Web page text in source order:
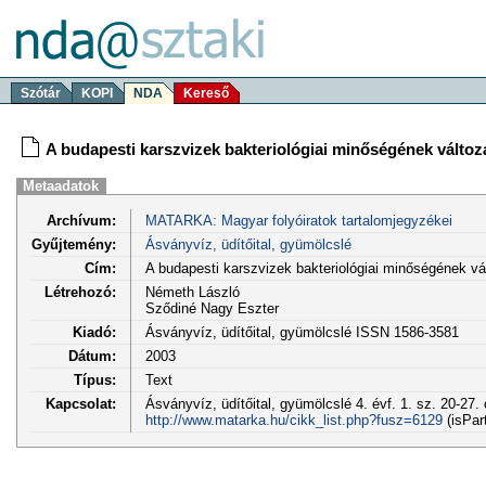
Szótár KOPI NDA Kereső
A budapesti karszvizek bakteriológiai minőségének
Metaadatok
Archívum:
MATARKA: Magyar folyóiratok tartalomjegyzékei
Gyűjtemény:
Ásványvíz, üdítőital, gyümölcslé
Cím:
A budapesti karszvizek bakteriológiai minőségének
Létrehozó:
Németh László
Sződiné Nagy Eszter
Kiadó:
Ásványvíz, üdítőital, gyümölcslé ISSN 1586-3581
Dátum:
2003
Típus:
Text
Kapcsolat:
Ásványvíz, üdítőital, gyümölcslé 4. évf. 1. sz. 20-27.
http://www.matarka.hu/cikk_list.php?fusz=6129